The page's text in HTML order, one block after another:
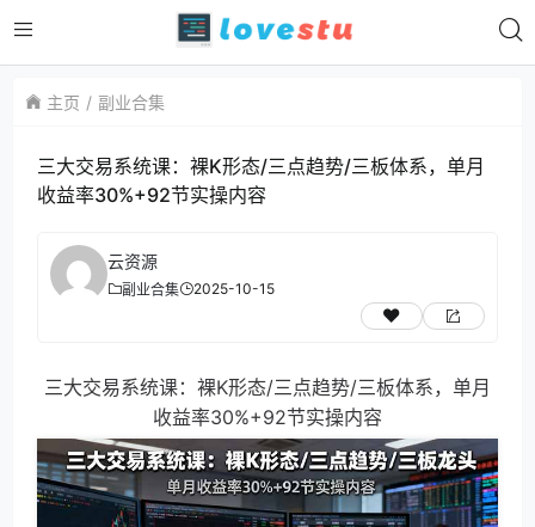
主页 副业合集
三大交易系统课：裸K形态/三点趋势/三板体系，单月
收益率30%+92节实操内容
云资源
副业合集 2025-10-15
三大交易系统课：裸K形态/三点趋势/三板体系，单月
收益率30%+92节实操内容